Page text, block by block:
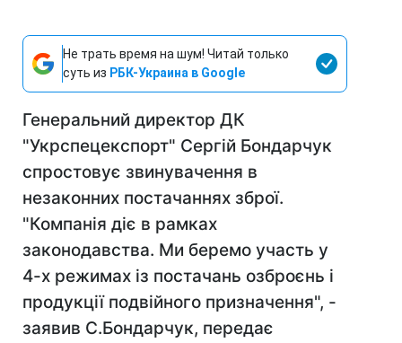
Не трать время на шум! Читай только
суть из РБК-Украина в Google
Генеральний директор ДК
"Укрспецекспорт" Сергій Бондарчук
спростовує звинувачення в
незаконних постачаннях зброї.
"Компанія діє в рамках
законодавства. Ми беремо участь у
4-х режимах із постачань озброєнь і
продукції подвійного призначення", -
заявив С.Бондарчук, передає